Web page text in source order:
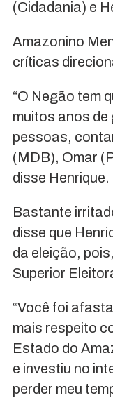
(Cidadania) e
Amazonino
críticas
“O Negão tem
muitos anos de
pessoas,
(MDB), Omar
disse Henrique.
Bastante
disse que
da eleição,
Superior
“Você foi
mais respeito
Estado do
e investiu no
perder meu